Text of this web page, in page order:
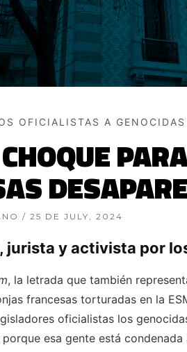
OFICIALISTAS A GENOCIDAS
/ 25 DE JULY, 2024
jurista y activista por
, la letrada que también
francesas torturadas en la
oficialistas los
esa gente está condenada